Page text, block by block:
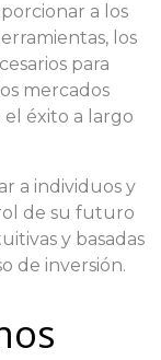
a los
los
para
mercados
el éxito a largo
a individuos y
de su futuro
y basadas
de inversión.